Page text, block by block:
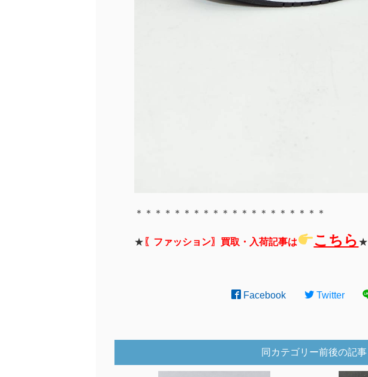
＊＊＊＊＊＊＊＊＊＊＊＊＊＊＊＊＊＊＊＊
★ 〖ファッション〗買取・入荷記事は こちら ★
Facebook Twitter
同カテゴリー前後の記事